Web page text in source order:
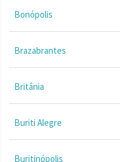
Bonópolis
Brazabrantes
Britânia
Buriti Alegre
Buritinópolis